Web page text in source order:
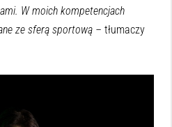
W moich kompetencjach
ze sferą sportową – tłumaczy